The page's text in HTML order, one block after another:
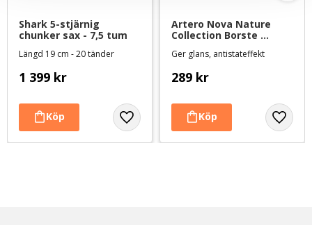
Shark 5-stjärnig
chunker sax - 7,5 tum
Längd 19 cm - 20 tänder
1 399 kr
Artero Nova Nature
Collection Borste
Ger glans, antistateffekt
289 kr